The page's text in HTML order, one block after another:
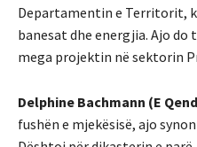
Departamentin e Territorit,
banesat dhe energjia. Ajo do
mega projektin në sektorin
Delphine Bachmann (E
fushën e mjekësisë, ajo